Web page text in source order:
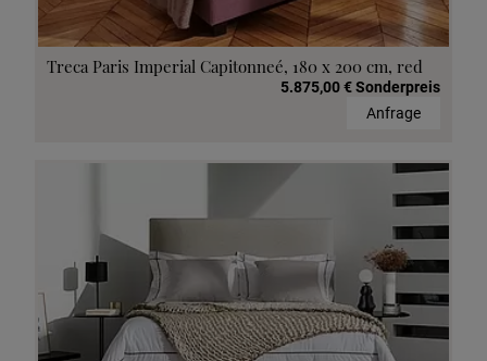
Treca Paris Imperial Capitonneé, 180 x 200 cm, red
5.875,00 € Sonderpreis
Anfrage